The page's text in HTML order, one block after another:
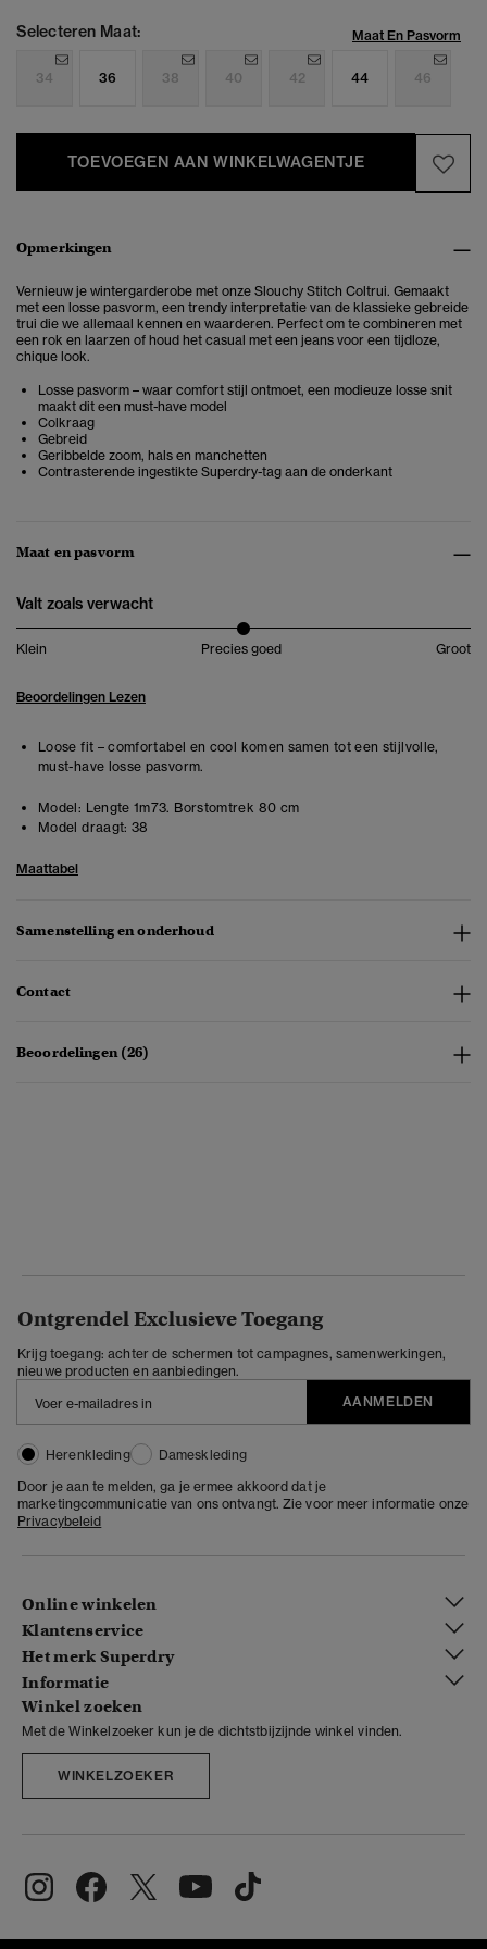
Selecteren Maat: Maat En Pasvorm
34 36 38 40 42 44 46
TOEVOEGEN AAN WINKELWAGENTJE
Opmerkingen
Vernieuw je wintergarderobe met onze Slouchy Stitch Coltrui. Gemaakt
met een losse pasvorm, een trendy interpretatie van de klassieke gebreide
trui die we allemaal kennen en waarderen. Perfect om te combineren met
een rok en laarzen of houd het casual met een jeans voor een tijdloze,
chique look.
Losse pasvorm – waar comfort stijl ontmoet, een modieuze losse snit
maakt dit een must-have model
Colkraag
Gebreid
Geribbelde zoom, hals en manchetten
Contrasterende ingestikte Superdry-tag aan de onderkant
Maat en pasvorm
Valt zoals verwacht
Klein Precies goed Groot
Beoordelingen Lezen
Loose fit – comfortabel en cool komen samen tot een stijlvolle,
must-have losse pasvorm.
Model: Lengte 1m73. Borstomtrek 80 cm
Model draagt: 38
Maattabel
Samenstelling en onderhoud
Contact
Beoordelingen (26)
Ontgrendel Exclusieve Toegang
Krijg toegang: achter de schermen tot campagnes, samenwerkingen,
nieuwe producten en aanbiedingen.
AANMELDEN
Herenkleding
Dameskleding
Door je aan te melden, ga je ermee akkoord dat je
marketingcommunicatie van ons ontvangt. Zie voor meer informatie onze
Privacybeleid
Online winkelen
Klantenservice
Het merk Superdry
Informatie
Winkel zoeken
Met de Winkelzoeker kun je de dichtstbijzijnde winkel vinden.
WINKELZOEKER